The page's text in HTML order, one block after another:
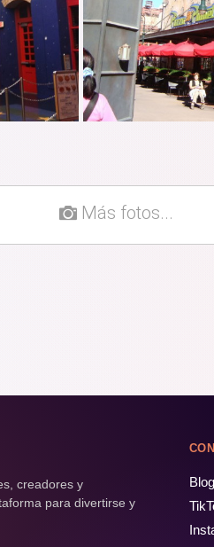
Más fotos...
creadores y
para divertirse y
Blog